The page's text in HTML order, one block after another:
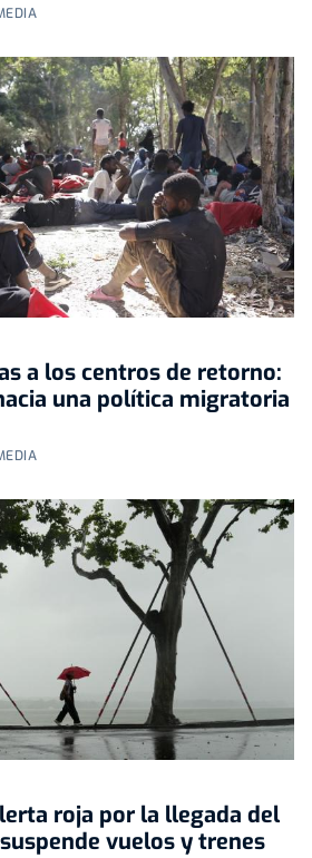
a los centros de retorno:
una política migratoria
roja por la llegada del
vuelos y trenes